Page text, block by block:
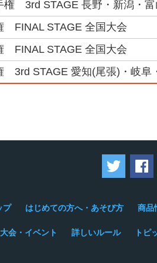
権 3rd STAGE 長野・新潟・富
FINAL STAGE 全国大会
FINAL STAGE 全国大会
3rd STAGE 愛知(尾張)・岐阜
ツイ
プ はじめての方へ・あそび方 商品
大会・イベント 詳しいルール トピ